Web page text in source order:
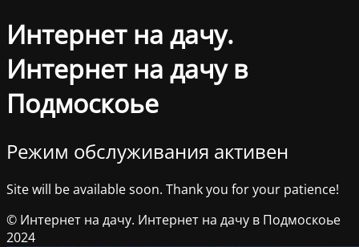
Интернет на дачу.
Интернет на дачу в
Подмоскоье
Режим обслуживания активен
Site will be available soon. Thank you for your patience!
© Интернет на дачу. Интернет на дачу в Подмоскоье
2024